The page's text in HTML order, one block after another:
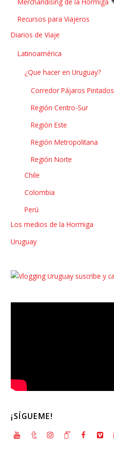
Recursos para Viajeros
Diarios de Viaje
Latinoamérica
¿Que hacer en Uruguay?
Corredor Pájaros Pintados
Región Centro-Sur
Región Este
Región Metropolitana
Región Norte
Chile
Colombia
Perú
Los medios de la Hormiga
Uruguay
¡SÍGUEME!